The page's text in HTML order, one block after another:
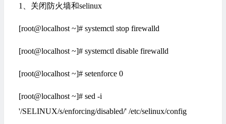
1、关闭防火墙和selinux
[root@localhost ~]# systemctl stop firewalld
[root@localhost ~]# systemctl disable firewalld
[root@localhost ~]# setenforce 0
[root@localhost ~]# sed -i
'/SELINUX/s/enforcing/disabled/' /etc/selinux/config